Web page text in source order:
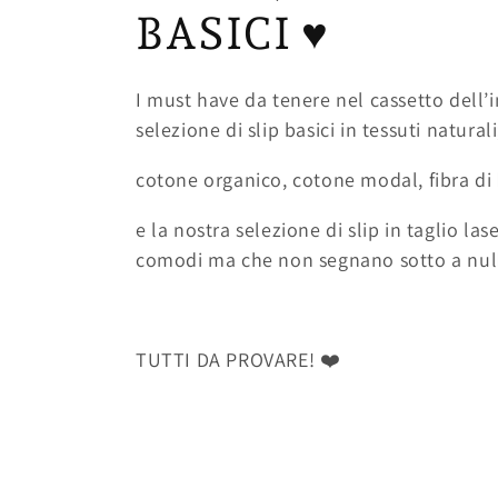
o
l
l
e
z
o
BASICI ♥️
I must have da tenere nel cassetto
selezione di slip basici in tessuti
cotone organico, cotone modal, fibra
e la nostra selezione di slip in taglio
comodi ma che non segnano sotto a
TUTTI DA PROVARE! ❤️